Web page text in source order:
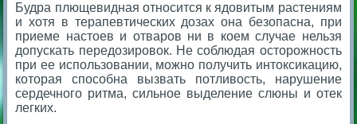
Будра плющевидная относится к ядовитым растениям
и хотя в терапевтических дозах она безопасна, при
приеме настоев и отваров ни в коем случае нельзя
допускать передозировок. Не соблюдая осторожность
при ее использовании, можно получить интоксикацию,
которая способна вызвать потливость, нарушение
сердечного ритма, сильное выделение слюны и отек
легких.